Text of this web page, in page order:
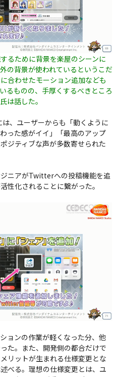
るために背景を楽屋のシーンに
の背景が使われているというこだ
合わせたモーション追加なども
るものの、手厚くするべきところ
は話した。
、ユーザーからも「動くように
った感がイイ」「最高のアップ
ジティブな声が多数寄せられた
ニアがTwitterへの投稿機能を追
性化されることに繋がった。
ョンの作業が軽くなった分、他
た。また、開発側の都合だけで
リットが生まれる仕様変更とな
べる。理想の仕様変更とは、ユ